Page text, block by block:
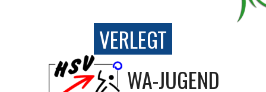
VERLEGT
WA-JUGEND